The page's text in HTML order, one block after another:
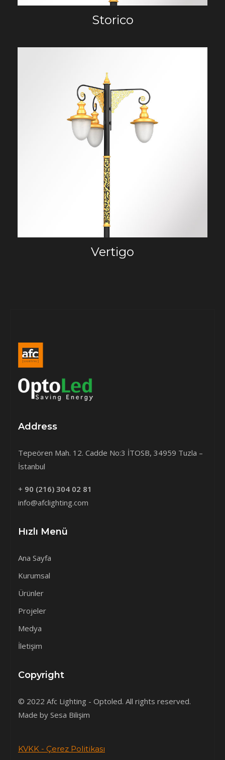
Storico
Vertigo
Address
Tepeören Mah. 12. Cadde No:3 İTOSB, 34959 Tuzla –
İstanbul
+ 90 (216) 304 02 81
info@afclighting.com
Hızlı Menü
Ana Sayfa
Kurumsal
Ürünler
Projeler
Medya
İletişim
Copyright
© 2022 Afc Lighting - Optoled. All rights reserved.
Made by Sesa Bilişim
KVKK - Çerez Politikası